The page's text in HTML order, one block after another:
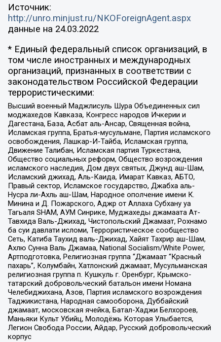
Источник:
http://unro.minjust.ru/NKOForeignAgent.aspx
данные на 24.03.2022
* Единый федеральный список организаций, в
том числе иностранных и международных
организаций, признанных в соответствии с
законодательством Российской Федерации
террористическими:
Высший военный Маджлисуль Шура Объединенных сил
моджахедов Кавказа, Конгресс народов Ичкерии и
Дагестана, База, Асбат аль-Ансар, Священная война,
Исламская группа, Братья-мусульмане, Партия исламского
освобождения, Лашкар-И-Тайба, Исламская группа,
Движение Талибан, Исламская партия Туркестана,
Общество социальных реформ, Общество возрождения
исламского наследия, Дом двух святых, Джунд аш-Шам,
Исламский джихад, Аль-Каида, Имарат Кавказ, АБТО,
Правый сектор, Исламское государство, Джабха аль-
Нусра ли-Ахль аш-Шам, Народное ополчение имени К.
Минина и Д. Пожарского, Аджр от Аллаха Субхану уа
Тагьаля SHAM, АУМ Синрике, Муджахеды джамаата Ат-
Тавхида Валь-Джихад, Чистопольский Джамаат, Рохнамо
ба суи давлати исломи, Террористическое сообщество
Сеть, Катиба Таухид валь-Джихад, Хайят Тахрир аш-Шам,
Ахлю Сунна Валь Джамаа, National Socialism/White Power,
Артподготовка, Религиозная группа “Джамаат “Красный
пахарь”, Колумбайн, Хатлонский джамаат, Мусульманская
религиозная группа п. Кушкуль г. Оренбург, Крымско-
татарский добровольческий батальон имени Номана
Челебиджихана, Азов, Партия исламского возрождения
Таджикистана, Народная самооборона, Дуббайский
джамаат, московская ячейка, Батал-Хаджи Белхороев,
Маньяки Культ Убийц, Молодёжь Которая Улыбается,
Легион Свобода России, Айдар, Русский добровольческий
корпус